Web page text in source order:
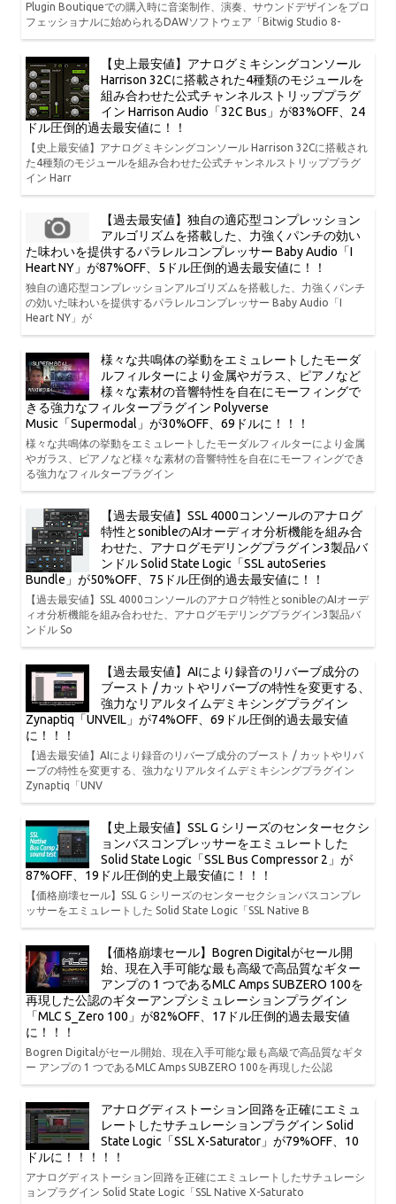
Plugin Boutiqueでの購入時に音楽制作、演奏、サウンドデザインをプロ
フェッショナルに始められるDAWソフトウェア「Bitwig Studio 8-
【史上最安値】アナログミキシングコンソール
Harrison 32Cに搭載された4種類のモジュールを
組み合わせた公式チャンネルストリッププラグ
イン Harrison Audio「32C Bus」が83%OFF、24
ドル圧倒的過去最安値に！！
【史上最安値】アナログミキシングコンソール Harrison 32Cに搭載され
た4種類のモジュールを組み合わせた公式チャンネルストリッププラグ
イン Harr
【過去最安値】独自の適応型コンプレッション
アルゴリズムを搭載した、力強くパンチの効い
た味わいを提供するパラレルコンプレッサー Baby Audio「I
Heart NY」が87%OFF、5ドル圧倒的過去最安値に！！
独自の適応型コンプレッションアルゴリズムを搭載した、力強くパンチ
の効いた味わいを提供するパラレルコンプレッサー Baby Audio「I
Heart NY」が
様々な共鳴体の挙動をエミュレートしたモーダ
ルフィルターにより金属やガラス、ピアノなど
様々な素材の音響特性を自在にモーフィングで
きる強力なフィルタープラグイン Polyverse
Music「Supermodal」が30%OFF、69ドルに！！！
様々な共鳴体の挙動をエミュレートしたモーダルフィルターにより金属
やガラス、ピアノなど様々な素材の音響特性を自在にモーフィングでき
る強力なフィルタープラグイン
【過去最安値】SSL 4000コンソールのアナログ
特性とsonibleのAIオーディオ分析機能を組み合
わせた、アナログモデリングプラグイン3製品バ
ンドル Solid State Logic「SSL autoSeries
Bundle」が50%OFF、75ドル圧倒的過去最安値に！！
【過去最安値】SSL 4000コンソールのアナログ特性とsonibleのAIオーデ
ィオ分析機能を組み合わせた、アナログモデリングプラグイン3製品バ
ンドル So
【過去最安値】AIにより録音のリバーブ成分の
ブースト / カットやリバーブの特性を変更する、
強力なリアルタイムデミキシングプラグイン
Zynaptiq「UNVEIL」が74%OFF、69ドル圧倒的過去最安値
に！！！
【過去最安値】AIにより録音のリバーブ成分のブースト / カットやリバ
ーブの特性を変更する、強力なリアルタイムデミキシングプラグイン
Zynaptiq「UNV
【史上最安値】SSL G シリーズのセンターセクシ
ョンバスコンプレッサーをエミュレートした
Solid State Logic「SSL Bus Compressor 2」が
87%OFF、19ドル圧倒的史上最安値に！！！
【価格崩壊セール】SSL G シリーズのセンターセクションバスコンプレ
ッサーをエミュレートした Solid State Logic「SSL Native B
【価格崩壊セール】Bogren Digitalがセール開
始、現在入手可能な最も高級で高品質なギター
アンプの 1 つであるMLC Amps SUBZERO 100を
再現した公認のギターアンプシミュレーションプラグイン
「MLC S_Zero 100」が82%OFF、17ドル圧倒的過去最安値
に！！！
Bogren Digitalがセール開始、現在入手可能な最も高級で高品質なギタ
ー アンプの 1 つであるMLC Amps SUBZERO 100を再現した公認
アナログディストーション回路を正確にエミュ
レートしたサチュレーションプラグイン Solid
State Logic「SSL X-Saturator」が79%OFF、10
ドルに！！！！！
アナログディストーション回路を正確にエミュレートしたサチュレーシ
ョンプラグイン Solid State Logic「SSL Native X-Saturato